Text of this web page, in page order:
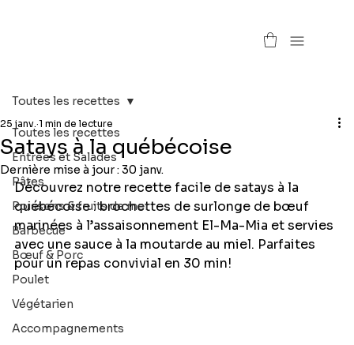
Toutes les recettes
Entrées et Salades
Pâtes
Poissons & fruits de mer
Barbecue
Bœuf & Porc
Poulet
Végétarien
Accompagnements
Toutes les recettes
Satays à la québécoise
25 janv. 1 min de lecture
Dernière mise à jour : 30 janv.
Découvrez notre recette facile de satays à la
québécoise : brochettes de surlonge de bœuf
marinées à l’assaisonnement El-Ma-Mia et servies
avec une sauce à la moutarde au miel. Parfaites
pour un repas convivial en 30 min!